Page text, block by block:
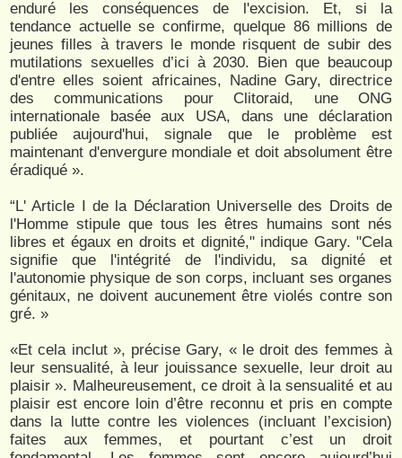
enduré les conséquences de l'excision. Et, si la
tendance actuelle se confirme, quelque 86 millions de
jeunes filles à travers le monde risquent de subir des
mutilations sexuelles d’ici à 2030. Bien que beaucoup
d'entre elles soient africaines, Nadine Gary, directrice
des communications pour Clitoraid, une ONG
internationale basée aux USA, dans une déclaration
publiée aujourd'hui, signale que le problème est
maintenant d'envergure mondiale et doit absolument être
éradiqué ».
“L' Article I de la Déclaration Universelle des Droits de
l'Homme stipule que tous les êtres humains sont nés
libres et égaux en droits et dignité," indique Gary. "Cela
signifie que l'intégrité de l'individu, sa dignité et
l'autonomie physique de son corps, incluant ses organes
génitaux, ne doivent aucunement être violés contre son
gré. »
«Et cela inclut », précise Gary, « le droit des femmes à
leur sensualité, à leur jouissance sexuelle, leur droit au
plaisir ». Malheureusement, ce droit à la sensualité et au
plaisir est encore loin d’être reconnu et pris en compte
dans la lutte contre les violences (incluant l’excision)
faites aux femmes, et pourtant c’est un droit